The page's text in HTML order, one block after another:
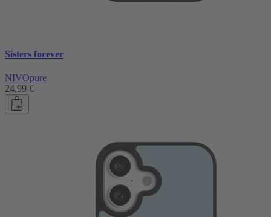
Sisters forever
NIVOpure
24,99 €